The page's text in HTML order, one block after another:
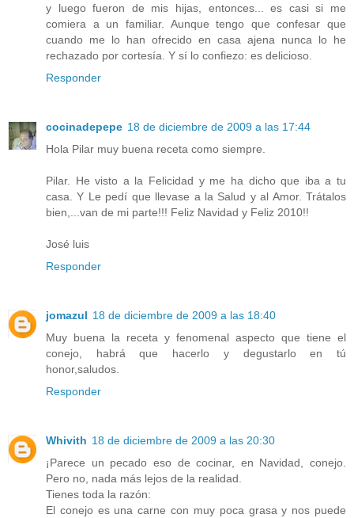
y luego fueron de mis hijas, entonces... es casi si me
comiera a un familiar. Aunque tengo que confesar que
cuando me lo han ofrecido en casa ajena nunca lo he
rechazado por cortesía. Y sí lo confiezo: es delicioso.
Responder
cocinadepepe 18 de diciembre de 2009 a las 17:44
Hola Pilar muy buena receta como siempre.
Pilar. He visto a la Felicidad y me ha dicho que iba a tu
casa. Y Le pedí que llevase a la Salud y al Amor. Trátalos
bien,...van de mi parte!!! Feliz Navidad y Feliz 2010!!
José luis
Responder
jomazul 18 de diciembre de 2009 a las 18:40
Muy buena la receta y fenomenal aspecto que tiene el
conejo, habrá que hacerlo y degustarlo en tú
honor,saludos.
Responder
Whivith 18 de diciembre de 2009 a las 20:30
¡Parece un pecado eso de cocinar, en Navidad, conejo.
Pero no, nada más lejos de la realidad.
Tienes toda la razón:
El conejo es una carne con muy poca grasa y nos puede